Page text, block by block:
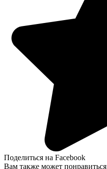
Поделиться на Facebook
Вам также может понравиться